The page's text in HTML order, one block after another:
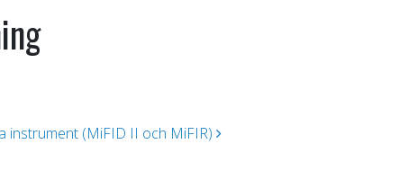
instrument (MiFID II och MiFIR)